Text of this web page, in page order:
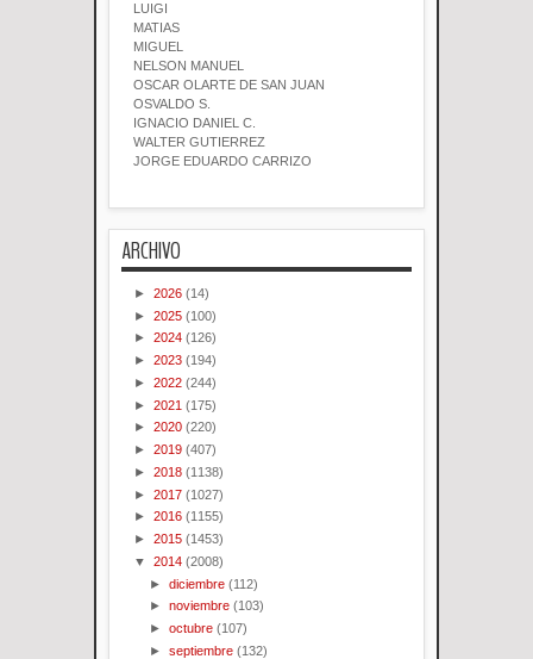
LUIGI
MATIAS
MIGUEL
NELSON MANUEL
OSCAR OLARTE DE SAN JUAN
OSVALDO S.
IGNACIO DANIEL C.
WALTER GUTIERREZ
JORGE EDUARDO CARRIZO
ARCHIVO
► 2026 (14)
► 2025 (100)
► 2024 (126)
► 2023 (194)
► 2022 (244)
► 2021 (175)
► 2020 (220)
► 2019 (407)
► 2018 (1138)
► 2017 (1027)
► 2016 (1155)
► 2015 (1453)
▼ 2014 (2008)
►diciembre (112)
►noviembre (103)
►octubre (107)
►septiembre (132)